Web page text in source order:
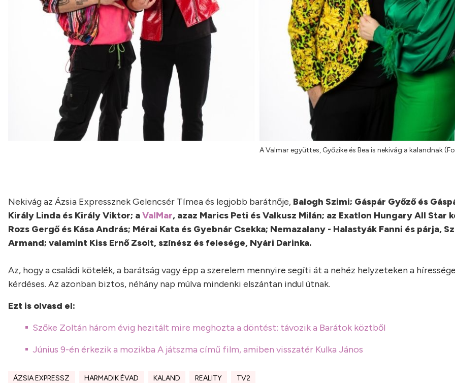
A Valmar együttes, Győzike és Bea is nekivág a kalandnak
Nekivág az Ázsia Expressznek Gelencsér Tímea és legjobb barátnője, Balogh Szimi; Gáspár Győző és
Király Linda és Király Viktor; aValMar, azaz Marics Peti és Valkusz Milán; az Exatlon Hungary All Star
Rozs Gergő és Kása András; Mérai Kata és Gyebnár Csekka; Nemazalany - Halastyák Fanni és párja,
Armand; valamint Kiss Ernő Zsolt, színész és felesége, Nyári Darinka.
Az, hogy a családi kötelék, a barátság vagy épp a szerelem mennyire segíti át a nehéz helyzeteken a
kérdéses. Az azonban biztos, néhány nap múlva mindenki elszántan indul útnak.
Ezt is olvasd el:
Szőke Zoltán három évig hezitált mire meghozta a döntést: távozik a Barátok köztből
Június 9-én érkezik a mozikba A játszma című film, amiben visszatér Kulka János
ÁZSIA EXPRESSZ HARMADIK ÉVAD KALAND REALITY TV2